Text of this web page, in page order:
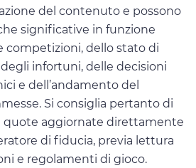
del contenuto e possono
significative in funzione
competizioni, dello stato di
infortuni, delle decisioni
e dell’andamento del
Si consiglia pertanto di
quote aggiornate direttamente
di fiducia, previa lettura
e regolamenti di gioco.